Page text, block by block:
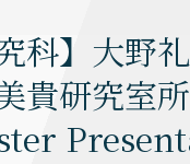
科】大野
貴研究室